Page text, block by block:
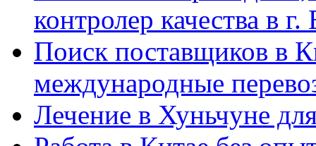
контролер качества в
Поиск поставщиков в
международные
Лечение в Хуньчуне